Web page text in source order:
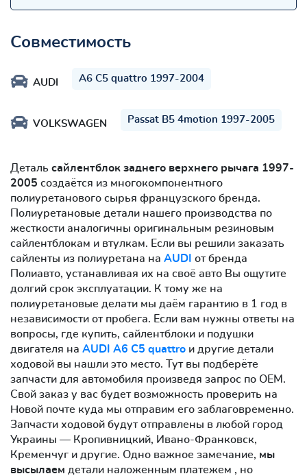
Совместимость
AUDI A6 C5 quattro 1997-2004
VOLKSWAGEN Passat B5 4motion 1997-2005
Деталь сайлентблок заднего верхнего рычага 1997-
2005 создаётся из многокомпонентного
полиуретанового сырья французского бренда.
Полиуретановые детали нашего производства по
жесткости аналогичны оригинальным резиновым
сайлентблокам и втулкам. Если вы решили заказать
сайленты из полиуретана на AUDI от бренда
Полиавто, устанавливая их на своё авто Вы ощутите
долгий срок эксплуатации. К тому же на
полиуретановые делати мы даём гарантию в 1 год в
независимости от пробега. Если вам нужны ответы на
вопросы, где купить, сайлентблоки и подушки
двигателя на AUDI A6 C5 quattro и другие детали
ходовой вы нашли это место. Тут вы подберёте
запчасти для автомобиля произведя запрос по OEM.
Свой заказ у вас будет возможность проверить на
Новой почте куда мы отправим его заблаговременно.
Запчасти ходовой будут отправлены в любой город
Украины — Кропивницкий, Ивано-Франковск,
Кременчуг и другие. Одно важное замечание, мы
высылаем детали наложенным платежем , но